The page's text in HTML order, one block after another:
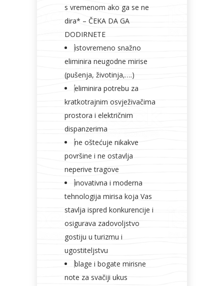
s vremenom ako ga se ne
dira* – ČEKA DA GA
DODIRNETE
istovremeno snažno
eliminira neugodne mirise
(pušenja, životinja,….)
eliminira potrebu za
kratkotrajnim osvježivačima
prostora i električnim
dispanzerima
ne oštećuje nikakve
površine i ne ostavlja
neperive tragove
inovativna i moderna
tehnologija mirisa koja Vas
stavlja ispred konkurencije i
osigurava zadovoljstvo
gostiju u turizmu i
ugostiteljstvu
blage i bogate mirisne
note za svačiji ukus